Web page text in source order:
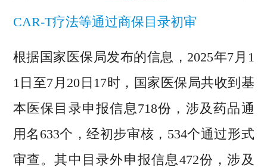
CAR-T疗法等通过商保目录初审
根据国家医保局发布的信息，2025年7月1
1日至7月20日17时，国家医保局共收到基
本医保目录申报信息718份，涉及药品通
用名633个，经初步审核，534个通过形式
审查。其中目录外申报信息472份，涉及